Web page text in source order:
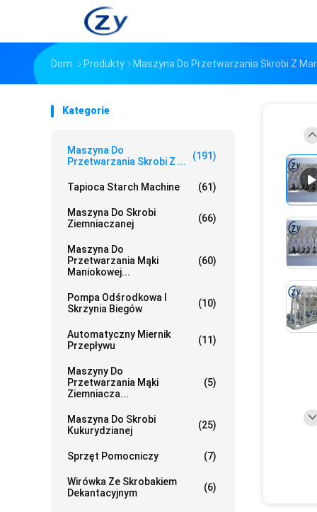
Dom Produkty Maszyna Do Przetwarzania Skrobi Z
Kategorie
Maszyna Do
Przetwarzania Skrobi Z ...
(191)
Tapioca Starch Machine (61)
Maszyna Do Skrobi
Ziemniaczanej
(66)
Maszyna Do
Przetwarzania Mąki
Maniokowej...
(60)
Pompa Odśrodkowa I
Skrzynia Biegów
(10)
Automatyczny Miernik
Przepływu
(11)
Maszyny Do
Przetwarzania Mąki
Ziemniacza...
(5)
Maszyna Do Skrobi
Kukurydzianej
(25)
Sprzęt Pomocniczy (7)
Wirówka Ze Skrobakiem
Dekantacyjnym
(6)